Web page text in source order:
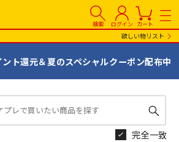
検索 ログイン カート
欲しい物リスト
ト還元＆夏のスペシャルクーポン配布中
プレで買いたい商品を探す
完全一致